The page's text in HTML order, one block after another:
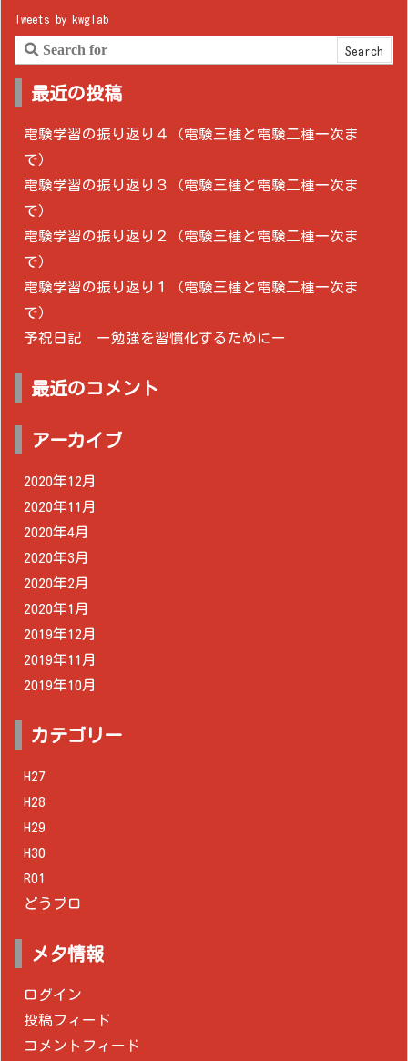
Tweets by kwglab
最近の投稿
電験学習の振り返り４（電験三種と電験二種一次ま
で）
電験学習の振り返り３（電験三種と電験二種一次ま
で）
電験学習の振り返り２（電験三種と電験二種一次ま
で）
電験学習の振り返り１（電験三種と電験二種一次ま
で）
予祝日記 ー勉強を習慣化するためにー
最近のコメント
アーカイブ
2020年12月
2020年11月
2020年4月
2020年3月
2020年2月
2020年1月
2019年12月
2019年11月
2019年10月
カテゴリー
H27
H28
H29
H30
R01
どうブロ
メタ情報
ログイン
投稿フィード
コメントフィード